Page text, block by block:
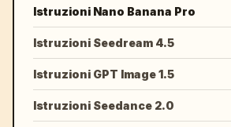
Istruzioni Nano Banana Pro
Istruzioni Seedream 4.5
Istruzioni GPT Image 1.5
Istruzioni Seedance 2.0